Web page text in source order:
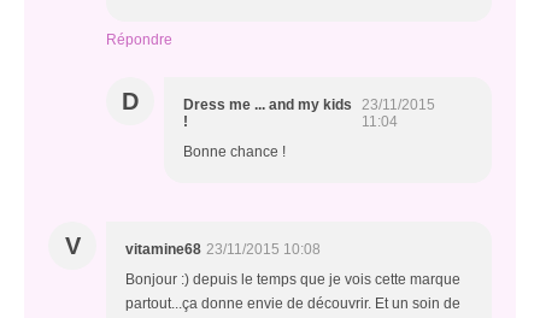
Répondre
D
Dress me ... and my kids
!
23/11/2015
11:04
Bonne chance !
V vitamine68 23/11/2015 10:08
Bonjour :) depuis le temps que je vois cette marque
partout...ça donne envie de découvrir. Et un soin de